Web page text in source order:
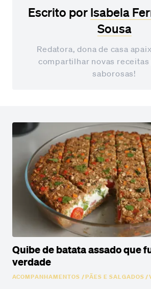
Escrito por Isabela
Sousa
Redatora, dona de casa
compartilhar novas receitas
saborosas!
Quibe de batata assado que
verdade
ACOMPANHAMENTOS /PÃES E SALGADOS/